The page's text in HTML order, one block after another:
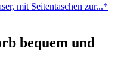
mit Seitentaschen zur...*
bequem und